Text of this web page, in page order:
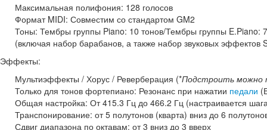
Максимальная полифония: 128 голосов
Формат MIDI: Совместим со стандартом GM2
Тоны: Тембры группы Piano: 10 тонов/Тембры группы E.Piano:
(включая набор барабанов, а также набор звуковых эффектов
Эффекты:
Мультиэффекты / Хорус / Реверберация (*Подстроить можно
Только для тонов фортепиано: Резонанс при нажатии педали
Общая настройка: От 415.3 Гц до 466.2 Гц (настраивается
Транспонирование: от 5 полутонов (кварта) вниз до 6
Сдвиг диапазона по октавам: от 3 вниз до 3 вверх